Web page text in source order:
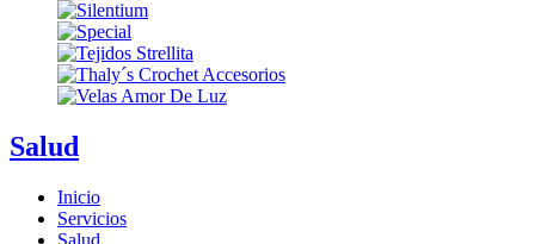
Salud
Inicio
Servicios
Salud